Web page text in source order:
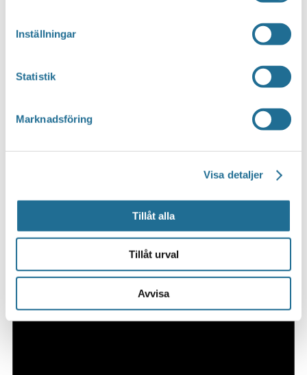
Inställningar
Statistik
Marknadsföring
Visa detaljer
Tillåt alla
Tillåt urval
Avvisa
Inga resultat hittades.